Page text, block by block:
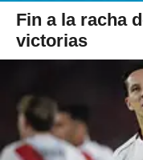
Fin a la racha
victorias